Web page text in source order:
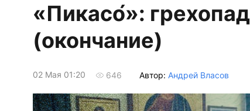
«Пикасо́»:
(окончание)
02 Мая 01:20 646 Автор: Андрей Власов